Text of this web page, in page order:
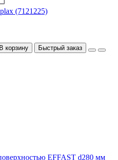
(7121225)
В корзину Быстрый заказ
EFFAST d280 мм